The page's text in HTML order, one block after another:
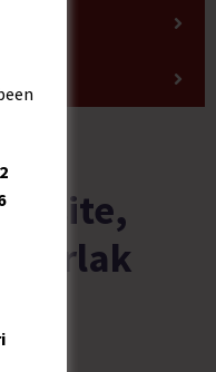
parlak